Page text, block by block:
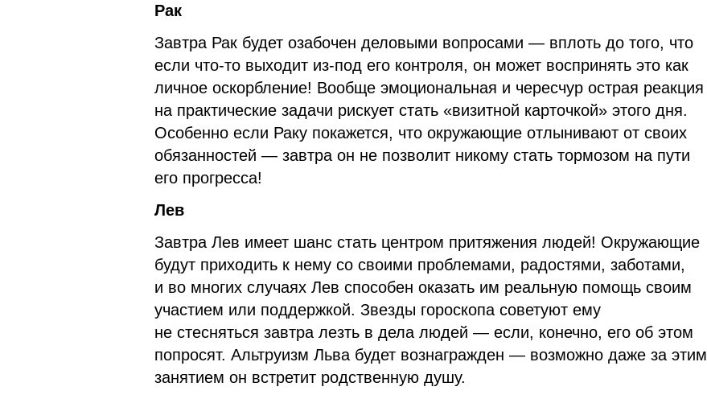
Рак
Завтра Рак будет озабочен деловыми вопросами — вплоть до того, что
если что-то выходит из-под его контроля, он может воспринять это как
личное оскорбление! Вообще эмоциональная и чересчур острая реакция
на практические задачи рискует стать «визитной карточкой» этого дня.
Особенно если Раку покажется, что окружающие отлынивают от своих
обязанностей — завтра он не позволит никому стать тормозом на пути
его прогресса!
Лев
Завтра Лев имеет шанс стать центром притяжения людей! Окружающие
будут приходить к нему со своими проблемами, радостями, заботами,
и во многих случаях Лев способен оказать им реальную помощь своим
участием или поддержкой. Звезды гороскопа советуют ему
не стесняться завтра лезть в дела людей — если, конечно, его об этом
попросят. Альтруизм Льва будет вознагражден — возможно даже за этим
занятием он встретит родственную душу.